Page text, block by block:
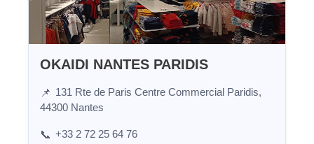
OKAIDI NANTES PARIDIS
📌 131 Rte de Paris Centre Commercial Paridis,
44300 Nantes
📞 +33 2 72 25 64 76